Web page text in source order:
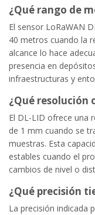
¿Qué rango de
El sensor LoRaWAN
40 metros cuando la
alcance lo hace
presencia en
infraestructuras y
¿Qué resolución
El DL-LID ofrece una
de 1 mm cuando se
muestras. Esta
estables cuando el
cambios de nivel o
¿Qué precisión
La precisión indicada